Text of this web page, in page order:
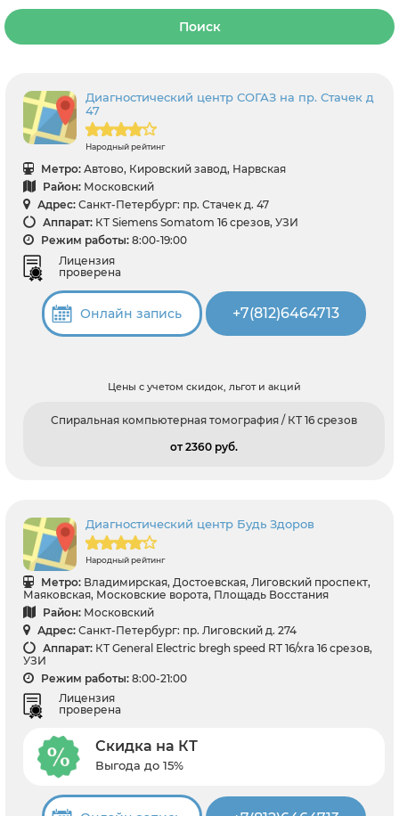
Поиск
Диагностический центр СОГАЗ на пр. Стачек д
47
Народный рейтинг
Метро: Автово, Кировский завод, Нарвская
Район: Московский
Адрес: Санкт-Петербург: пр. Стачек д. 47
Аппарат: КТ Siemens Somatom 16 срезов, УЗИ
Режим работы: 8:00-19:00
Лицензия
проверена
Онлайн запись +7(812)6464713
Цены с учетом скидок, льгот и акций
Спиральная компьютерная томография / КТ 16 срезов
от 2360 pуб.
Диагностический центр Будь Здоров
Народный рейтинг
Метро: Владимирская, Достоевская, Лиговский проспект,
Маяковская, Московские ворота, Площадь Восстания
Район: Московский
Адрес: Санкт-Петербург: пр. Лиговский д. 274
Аппарат: КТ General Electric bregh speed RT 16/xra 16 срезов,
УЗИ
Режим работы: 8:00-21:00
Лицензия
проверена
Скидка на КТ
Выгода до 15%